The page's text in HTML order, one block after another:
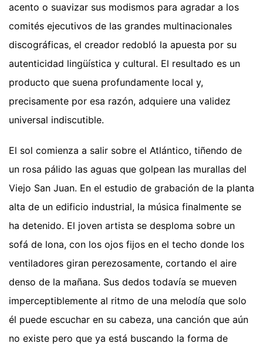
acento o suavizar sus modismos para agradar a los
comités ejecutivos de las grandes multinacionales
discográficas, el creador redobló la apuesta por su
autenticidad lingüística y cultural. El resultado es un
producto que suena profundamente local y,
precisamente por esa razón, adquiere una validez
universal indiscutible.
El sol comienza a salir sobre el Atlántico, tiñendo de
un rosa pálido las aguas que golpean las murallas del
Viejo San Juan. En el estudio de grabación de la planta
alta de un edificio industrial, la música finalmente se
ha detenido. El joven artista se desploma sobre un
sofá de lona, con los ojos fijos en el techo donde los
ventiladores giran perezosamente, cortando el aire
denso de la mañana. Sus dedos todavía se mueven
imperceptiblemente al ritmo de una melodía que solo
él puede escuchar en su cabeza, una canción que aún
no existe pero que ya está buscando la forma de